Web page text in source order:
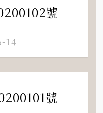
號
14
號